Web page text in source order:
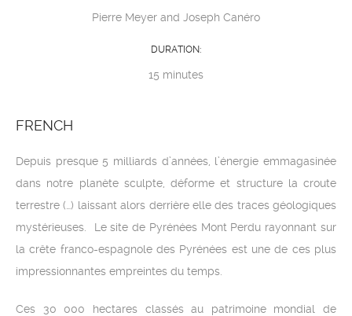
Pierre Meyer and Joseph Canéro
DURATION:
15 minutes
FRENCH
Depuis presque 5 milliards d’années, l’énergie emmagasinée
dans notre planète sculpte, déforme et structure la croute
terrestre (…) laissant alors derrière elle des traces géologiques
mystérieuses. Le site de Pyrénées Mont Perdu rayonnant sur
la crête franco-espagnole des Pyrénées est une de ces plus
impressionnantes empreintes du temps.
Ces 30 000 hectares classés au patrimoine mondial de